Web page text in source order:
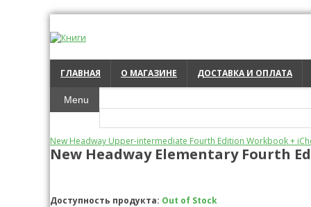
ГЛАВНАЯ О МАГАЗИНЕ ДОСТАВКА И ОПЛАТА
Menu
New Headway Upper-intermediate Fourth Edition Workbook +
New Headway Elementary Fourth
Доступность продукта: Out of Stock